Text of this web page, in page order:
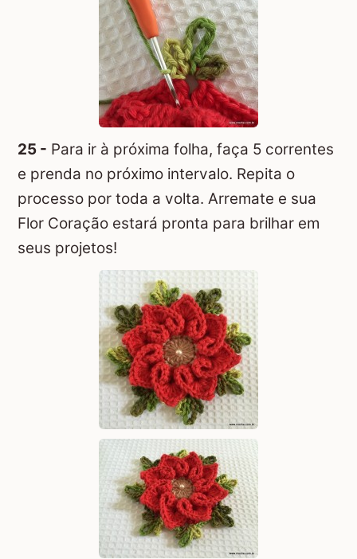
25 - Para ir à próxima folha, faça 5 correntes
e prenda no próximo intervalo. Repita o
processo por toda a volta. Arremate e sua
Flor Coração estará pronta para brilhar em
seus projetos!